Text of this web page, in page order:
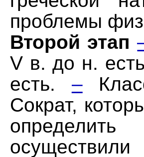
проблемы
Второй этап
V в. до н.
есть. –
Сократ,